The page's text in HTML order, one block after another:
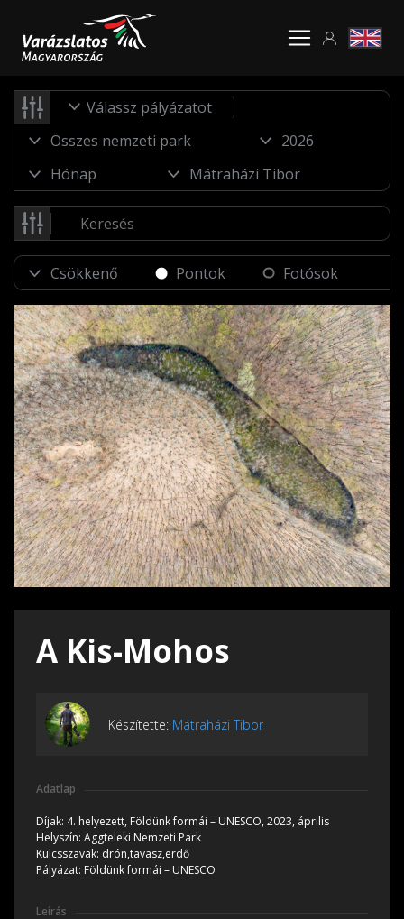
Válassz pályázatot
Pontok Fotósok
A Kis-Mohos
Készítette: Mátraházi Tibor
Adatlap
Díjak: 4. helyezett, Földünk formái – UNESCO, 2023, április
Helyszín: Aggteleki Nemzeti Park
Kulcsszavak: drón,tavasz,erdő
Pályázat: Földünk formái – UNESCO
Leírás